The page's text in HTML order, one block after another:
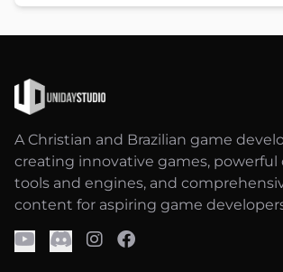
A Christian and Brazilian game
creating innovative games,
tools and engines, and
content for aspiring game